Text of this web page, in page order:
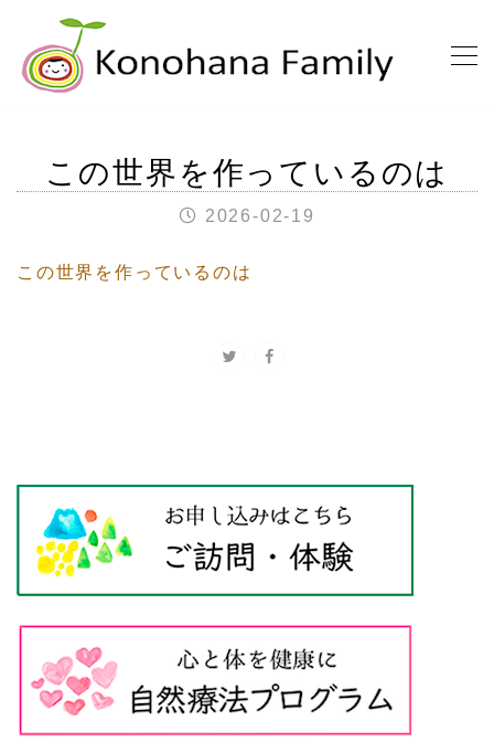
この世界を作っているのは
2026-02-19
この世界を作っているのは